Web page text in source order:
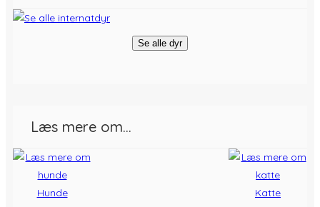
Se alle dyr
Læs mere om…
Hunde Katte